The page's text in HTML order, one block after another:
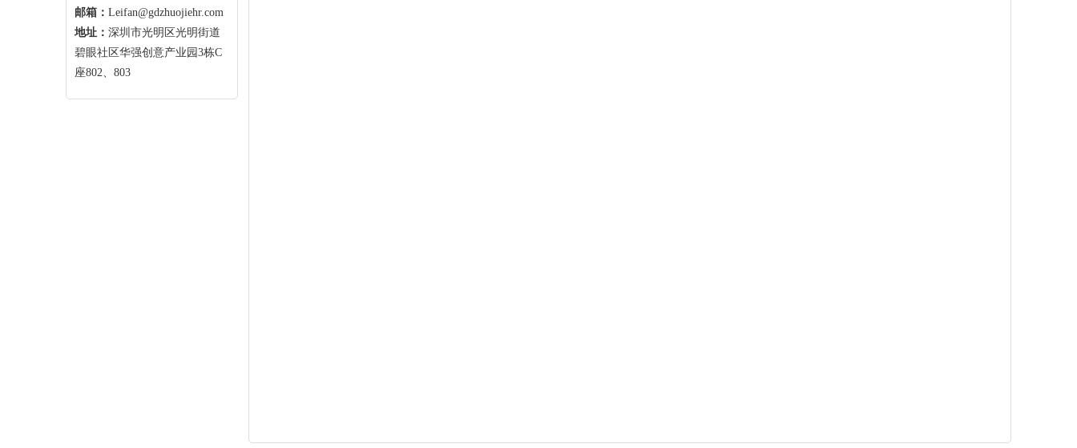
邮箱： Leifan@gdzhuojiehr.com
地址： 深圳市光明区光明街道
碧眼社区华强创意产业园3栋C
座802、803